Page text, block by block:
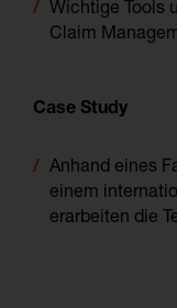
Wichtige Tools
Claim
Case Study
Anhand eines
einem
erarbeiten die